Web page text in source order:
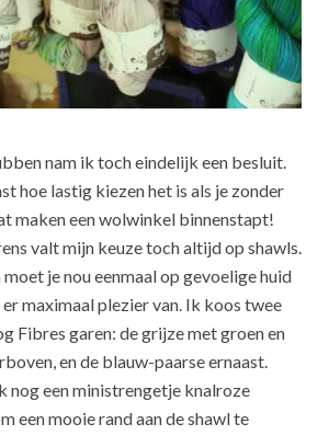
nam ik toch eindelijk een besluit.
hoe lastig kiezen het is als je zonder
maken een wolwinkel binnenstapt!
valt mijn keuze toch altijd op shawls.
je nou eenmaal op gevoelige huid
er maximaal plezier van. Ik koos twee
Fibres garen: de grijze met groen en
en de blauw-paarse ernaast.
nog een ministrengetje knalroze
een mooie rand aan de shawl te